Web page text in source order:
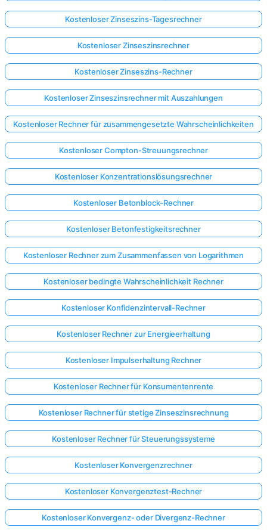
Kostenloser Zinseszins-Tagesrechner
Kostenloser Zinseszinsrechner
Kostenloser Zinseszins-Rechner
Kostenloser Zinseszinsrechner mit Auszahlungen
Kostenloser Rechner für zusammengesetzte Wahrscheinlichkeiten
Kostenloser Compton-Streuungsrechner
Kostenloser Konzentrationslösungsrechner
Kostenloser Betonblock-Rechner
Kostenloser Betonfestigkeitsrechner
Kostenloser Rechner zum Zusammenfassen von Logarithmen
Kostenloser bedingte Wahrscheinlichkeit Rechner
Kostenloser Konfidenzintervall-Rechner
Kostenloser Rechner zur Energieerhaltung
Kostenloser Impulserhaltung Rechner
Kostenloser Rechner für Konsumentenrente
Kostenloser Rechner für stetige Zinseszinsrechnung
Kostenloser Rechner für Steuerungssysteme
Kostenloser Konvergenzrechner
Kostenloser Konvergenztest-Rechner
Kostenloser Konvergenz- oder Divergenz-Rechner